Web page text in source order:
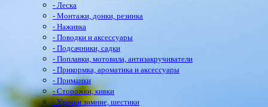
- Леска
- Монтажи, донки, резинка
- Наживка
- Поводки и аксессуары
- Подсачники, садки
- Поплавки, мотовила, антизакручиватели
- Прикормка, ароматика и аксессуары
- Приманки
- Сторожки, кивки
- Удочки зимние, шестики